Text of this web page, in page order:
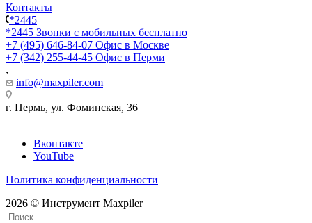
Контакты
*2445
*2445 Звонки с мобильных бесплатно
+7 (495) 646-84-07 Офис в Москве
+7 (342) 255-44-45 Офис в Перми
info@maxpiler.com
г. Пермь, ул. Фоминская, 36
Вконтакте
YouTube
Политика конфиденциальности
2026 © Инструмент Maxpiler